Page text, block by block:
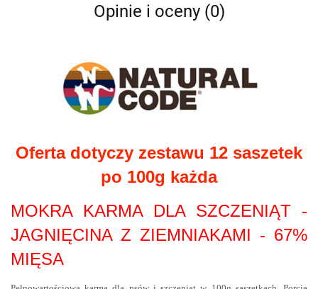
Opinie i oceny (0)
Oferta dotyczy zestawu 12 saszetek
po 100g każda
MOKRA KARMA DLA SZCZENIĄT -
JAGNIĘCINA Z ZIEMNIAKAMI - 67%
MIĘSA